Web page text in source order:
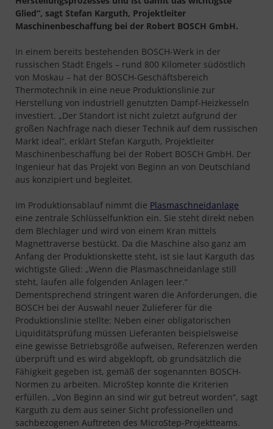
Glied“, sagt Stefan Karguth, Projektleiter
Maschinenbeschaffung bei der Robert BOSCH GmbH.
In einem bereits bestehenden BOSCH-Werk in der
russischen Stadt Engels – rund 800 Kilometer südöstlich
von Moskau – hat der BOSCH-Geschäftsbereich
Thermotechnik in eine neue Produktionslinie zur
Herstellung von industriell genutzten Dampf-Heizkesseln
investiert. „Der Standort ist nicht zuletzt aufgrund der
großen Nachfrage nach dieser Technik auf dem russischen
Markt ideal“, erklärt Stefan Karguth, Projektleiter
Maschinenbeschaffung bei der Robert BOSCH GmbH. Der
Ingenieur hat das Projekt von Beginn an von Deutschland
aus konzipiert und begleitet.
Im Produktionsablauf nimmt die Plasmaschneidanlage
eine zentrale Schlüsselfunktion ein. Sie steht direkt neben
dem Blechlager und wird von einem Kran mittels
Magnettraverse bestückt. Da die Maschine also ganz am
Anfang der Produktionskette steht, ist sie laut Karguth das
wichtigste Glied: „Wenn die Plasmaschneidanlage still
steht, laufen alle folgenden Anlagen leer.“
Dementsprechend stringent waren die Anforderungen, die
BOSCH bei der Auswahl neuer Zulieferer für die
Produktionslinie stellte: Neben einer obligatorischen
Liquiditätsprüfung müssen Lieferanten beispielsweise
eine gewisse Betriebsgröße aufweisen, Referenzen werden
überprüft und es wird abgeklopft, ob grundsätzlich die
Fähigkeit gegeben ist, gemäß der sogenannten BOSCH-
Normen zu arbeiten. MicroStep konnte die Kriterien
erfüllen. „Von Beginn an sind wir gut betreut worden“, sagt
Karguth zu dem aus seiner Sicht professionellen und
sachbezogenen Auftreten des MicroStep-Projektteams.